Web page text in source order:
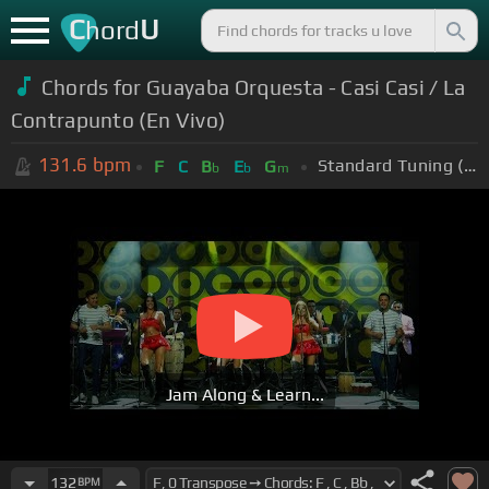
ChordU
Chords for Guayaba Orquesta - Casi Casi / La
Contrapunto (En Vivo)
131.6 bpm F C Bb Eb Gm Standard Tuning (EADGBE)
Jam Along & Learn...
132 BPM